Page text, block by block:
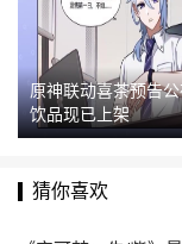
原神联动喜茶预告
饮品现已上架
猜你喜欢